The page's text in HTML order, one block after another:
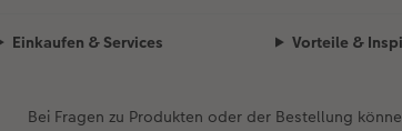
Einkaufen & Services Vorteile &
Bei Fragen zu Produkten oder der Bestellung